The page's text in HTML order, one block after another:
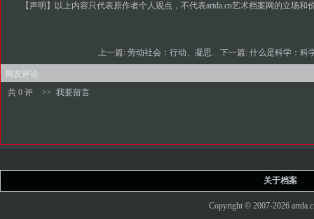
【声明】以上内容只代表原作者个人观点，不代表artda.cn艺术档案网的立场和
上一篇: 劳动社会：行动、凝思.. 下一篇: 什么是科学：科
网友评论
共 0 评
>> 我要留言
关于档案
Copyright © 2007-2026